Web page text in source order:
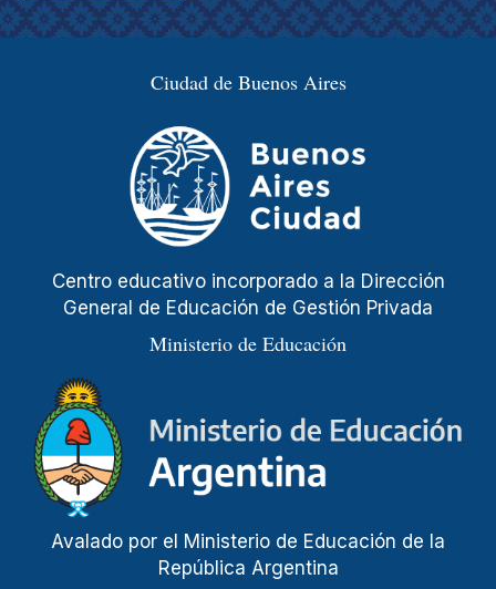
Ciudad de Buenos Aires
Centro educativo incorporado a la Dirección
General de Educación de Gestión Privada
Ministerio de Educación
Avalado por el Ministerio de Educación de la
República Argentina